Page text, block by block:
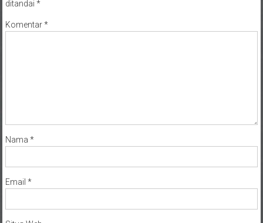
ditandai *
Komentar*
Nama *
Email *